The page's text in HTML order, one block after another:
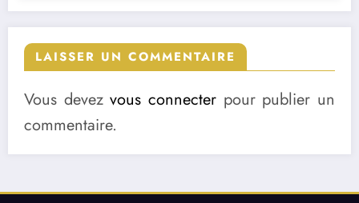
LAISSER UN COMMENTAIRE
Vous devezvous connecter pour publier un
commentaire.